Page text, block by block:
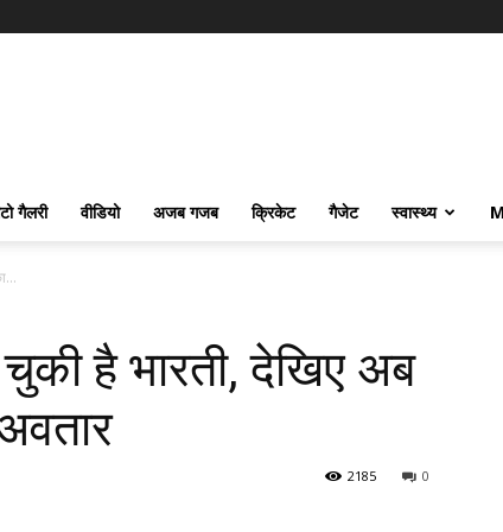
गैलरी वीडियो अजब गजब क्रिकेट गैजेट स्वास्थ्य
है भारती, देखिए अब
0
2185